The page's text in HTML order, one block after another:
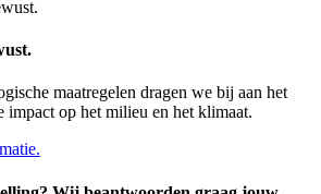
maatregelen dragen we bij aan het
impact op het milieu en het klimaat.